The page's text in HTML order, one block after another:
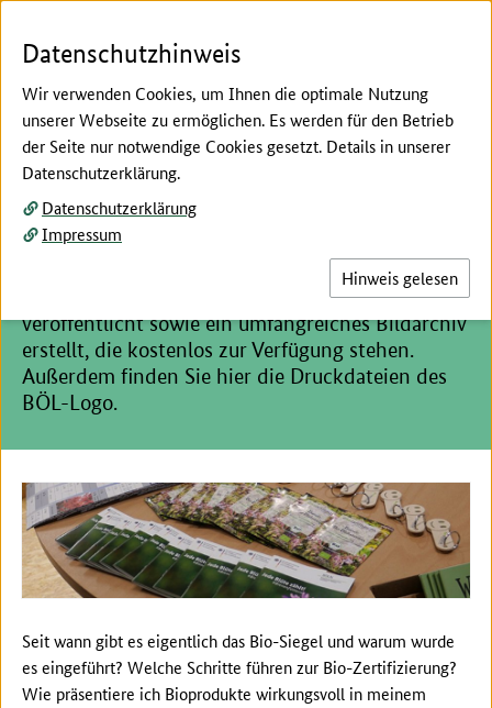
Hier beginnt der Hauptinhalt dieser Seite
Nützliche Materialien
Im Rahmen des Bundesprogramm Ökologischer
Landbau wurden zahlreiche Publikationen
veröffentlicht sowie ein umfangreiches Bildarchiv
erstellt, die kostenlos zur Verfügung stehen.
Außerdem finden Sie hier die Druckdateien des
BÖL-Logo.
Seit wann gibt es eigentlich das Bio-Siegel und warum wurde
es eingeführt? Welche Schritte führen zur Bio-Zertifizierung?
Wie präsentiere ich Bioprodukte wirkungsvoll in meinem
Datenschutzhinweis
Wir verwenden Cookies, um Ihnen die optimale Nutzung
unserer Webseite zu ermöglichen. Es werden für den Betrieb
der Seite nur notwendige Cookies gesetzt. Details in unserer
Datenschutzerklärung.
Datenschutzerklärung
Impressum
Hinweis gelesen